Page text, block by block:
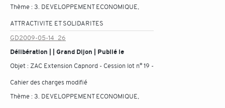
Thème :3. DEVELOPPEMENT ECONOMIQUE,
ATTRACTIVITE ET SOLIDARITES
GD2009-05-14_26
Délibération | | Grand Dijon | Publié le
Objet : ZAC Extension Capnord - Cession lot n° 19 -
Cahier des charges modifié
Thème :3. DEVELOPPEMENT ECONOMIQUE,